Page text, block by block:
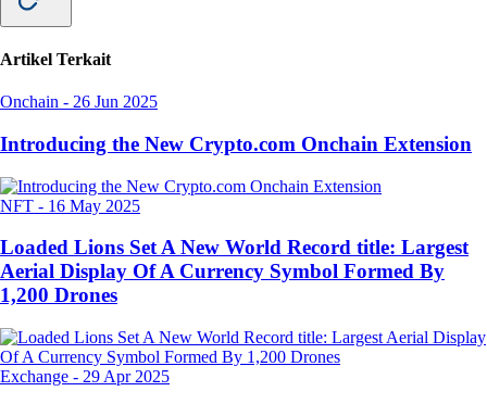
Artikel Terkait
Onchain - 26 Jun 2025
Introducing the New Crypto.com Onchain Extension
NFT - 16 May 2025
Loaded Lions Set A New World Record title: Largest
Aerial Display Of A Currency Symbol Formed By
1,200 Drones
Exchange - 29 Apr 2025